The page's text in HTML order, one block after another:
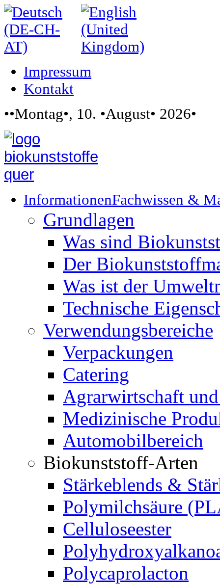
Impressum
Kontakt
••Montag•, 10. •August• 2026•
InformationenFachwissen &
Grundlagen
Was sind
Der
Was ist der
Technische
Verwendungsbereiche
Verpackungen
Catering
Agrarwirtschaft
Medizinische
Automobilbereich
Biokunststoff-Arten
Stärkeblends &
Polymilchsäure
Celluloseester
Polycaprolacton